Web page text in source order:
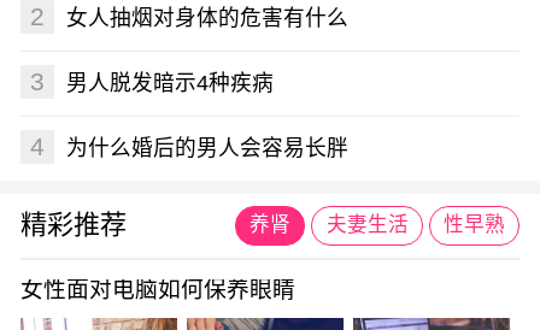
2 女人抽烟对身体的危害有什么
3 男人脱发暗示4种疾病
4 为什么婚后的男人会容易长胖
精彩推荐 养肾 夫妻生活 性早熟
女性面对电脑如何保养眼睛